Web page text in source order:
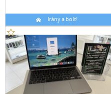
Irány a bolt!